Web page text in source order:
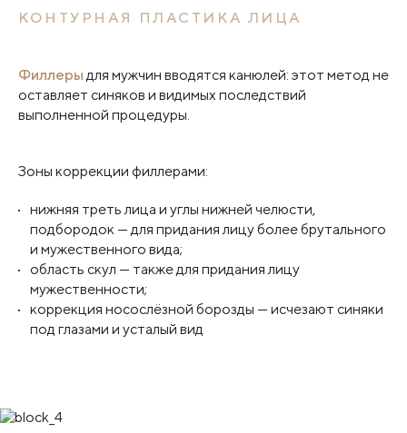
КОНТУРНАЯ ПЛАСТИКА ЛИЦА
Филлерыдля мужчин вводятся канюлей: этот метод не
оставляет синяков и видимых последствий
выполненной процедуры.
Зоны коррекции филлерами:
нижняя треть лица и углы нижней челюсти,
подбородок — для придания лицу более брутального
и мужественного вида;
область скул — также для придания лицу
мужественности;
коррекция носослёзной борозды — исчезают синяки
под глазами и усталый вид